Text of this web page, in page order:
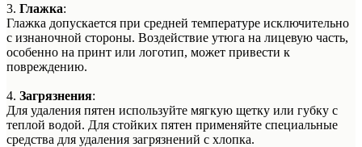
3. Глажка:
Глажка допускается при средней температуре исключительно
с изнаночной стороны. Воздействие утюга на лицевую часть,
особенно на принт или логотип, может привести к
повреждению.
4. Загрязнения:
Для удаления пятен используйте мягкую щетку или губку с
теплой водой. Для стойких пятен применяйте специальные
средства для удаления загрязнений с хлопка.